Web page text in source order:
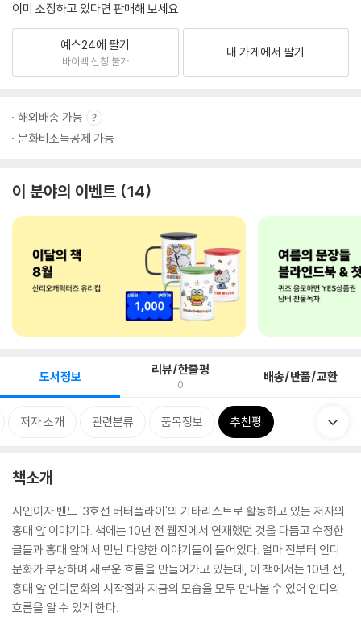
이미 소장하고 있다면 판매해 보세요.
예스24에 팔기
바이백 신청 불가
내 가게에서 팔기
해외배송 가능
문화비소득공제 가능
이 분야의 이벤트 14
도서정보 리뷰/한줄평
0 배송/반품/교환
저자 소개 관련분류 품목정보 추천평
책소개
시인이자 밴드 '3호선 버터플라이'의 기타리스트로 활동하고 있는 저자의
홍대 앞 이야기다. 책에는 10년 전 웹진에서 연재했던 것을 다듬고 수정한
글들과 홍대 앞에서 만난 다양한 이야기들이 들어있다. 얼마 전부터 인디
문화가 부상하며 새로운 흐름을 만들어가고 있는데, 이 책에서는 10년 전,
홍대 앞 인디문화의 시작점과 지금의 모습을 모두 만나볼 수 있어 인디의
흐름을 알 수 있게 한다.